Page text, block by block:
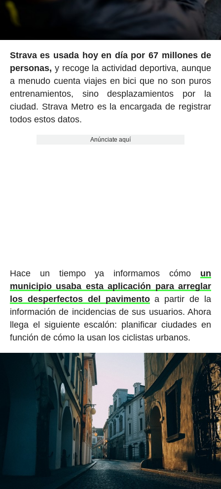
Strava es usada hoy en día por 67 millones de
personas, y recoge la actividad deportiva, aunque
a menudo cuenta viajes en bici que no son puros
entrenamientos, sino desplazamientos por la
ciudad. Strava Metro es la encargada de registrar
todos estos datos.
Anúnciate aquí
Hace un tiempo ya informamos cómo un
municipio usaba esta aplicación para arreglar
los desperfectos del pavimentoa partir de la
información de incidencias de sus usuarios. Ahora
llega el siguiente escalón: planificar ciudades en
función de cómo la usan los ciclistas urbanos.